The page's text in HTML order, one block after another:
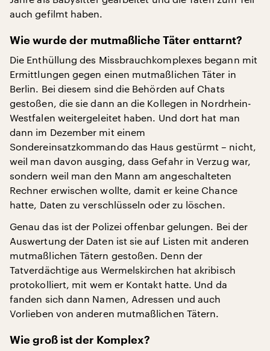
auch gefilmt haben.
Wie wurde der mutmaßliche Täter enttarnt?
Die Enthüllung des Missbrauchkomplexes begann mit
Ermittlungen gegen einen mutmaßlichen Täter in
Berlin. Bei diesem sind die Behörden auf Chats
gestoßen, die sie dann an die Kollegen in Nordrhein-
Westfalen weitergeleitet haben. Und dort hat man
dann im Dezember mit einem
Sondereinsatzkommando das Haus gestürmt – nicht,
weil man davon ausging, dass Gefahr in Verzug war,
sondern weil man den Mann am angeschalteten
Rechner erwischen wollte, damit er keine Chance
hatte, Daten zu verschlüsseln oder zu löschen.
Genau das ist der Polizei offenbar gelungen. Bei der
Auswertung der Daten ist sie auf Listen mit anderen
mutmaßlichen Tätern gestoßen. Denn der
Tatverdächtige aus Wermelskirchen hat akribisch
protokolliert, mit wem er Kontakt hatte. Und da
fanden sich dann Namen, Adressen und auch
Vorlieben von anderen mutmaßlichen Tätern.
Wie groß ist der Komplex?